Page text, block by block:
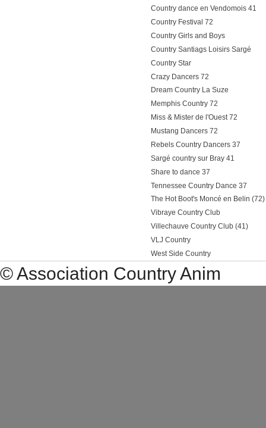
Country dance en Vendomois 41
Country Festival 72
Country Girls and Boys
Country Santiags Loisirs Sargé
Country Star
Crazy Dancers 72
Dream Country La Suze
Memphis Country 72
Miss & Mister de l'Ouest 72
Mustang Dancers 72
Rebels Country Dancers 37
Sargé country sur Bray 41
Share to dance 37
Tennessee Country Dance 37
The Hot Boot's Moncé en Belin (72)
Vibraye Country Club
Villechauve Country Club (41)
VLJ Country
West Side Country
© Association Country Anim